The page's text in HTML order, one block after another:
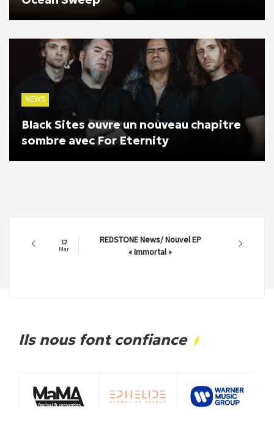
NEWS
Black Sites ouvre un nouveau chapitre
sombre avec For Eternity
12
Mar
REDSTONE News/ Nouvel EP
« Immortal »
Ils nous font confiance